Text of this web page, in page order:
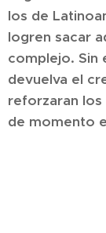
los de
logren sacar
complejo. Sin
devuelva el
reforzaran los
de momento